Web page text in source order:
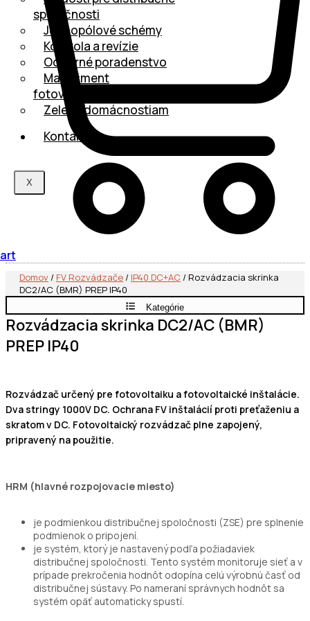
spoločnosti
Jednopólové schémy
Kontrola a revízie
Odborné poradenstvo
Manažment
fotovoltaiky
Zelená domácnostiam
Kontakt
X
Domov / FV Rozvádzače / IP40 DC+AC / Rozvádzacia skrinka
DC2/AC (BMR) PREP IP40
Kategórie
Rozvádzacia skrinka DC2/AC (BMR)
PREP IP40
Rozvádzač určený pre fotovoltaiku a fotovoltaické inštalácie.
Dva stringy 1000V DC. Ochrana FV inštalácií proti preťaženiu a
skratom v DC. Fotovoltaický rozvádzač plne zapojený,
pripravený na použitie.
HRM (hlavné rozpojovacie miesto)
je podmienkou distribučnej spoločnosti (ZSE) pre splnenie
podmienok o pripojení.
je systém, ktorý je nastavený podľa požiadaviek
distribučnej spoločnosti. Tento systém monitoruje sieť a v
prípade prekročenia hodnôt odopína celú výrobnú časť od
distribučnej sústavy. Po nameraní správnych hodnôt sa
systém opäť automaticky spustí.